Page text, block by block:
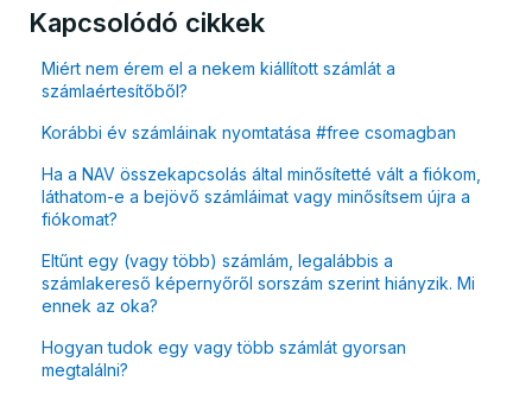
Kapcsolódó cikkek
Miért nem érem el a nekem kiállított számlát a
számlaértesítőből?
Korábbi év számláinak nyomtatása #free csomagban
Ha a NAV összekapcsolás által minősítetté vált a fiókom,
láthatom-e a bejövő számláimat vagy minősítsem újra a
fiókomat?
Eltűnt egy (vagy több) számlám, legalábbis a
számlakereső képernyőről sorszám szerint hiányzik. Mi
ennek az oka?
Hogyan tudok egy vagy több számlát gyorsan
megtalálni?